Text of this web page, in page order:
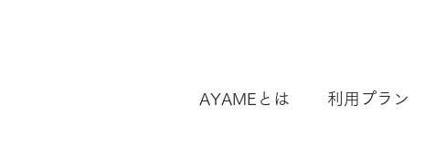
AYAMEとは 利用プラン